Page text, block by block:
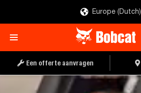
Europe (Dutch)
Een offerte aanvragen